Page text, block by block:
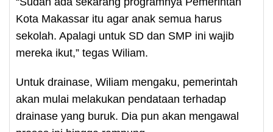
Kota Makassar itu agar anak semua harus
sekolah. Apalagi untuk SD dan SMP ini wajib
mereka ikut,” tegas Wiliam.
Untuk drainase, Wiliam mengaku, pemerintah
akan mulai melakukan pendataan terhadap
drainase yang buruk. Dia pun akan mengawal